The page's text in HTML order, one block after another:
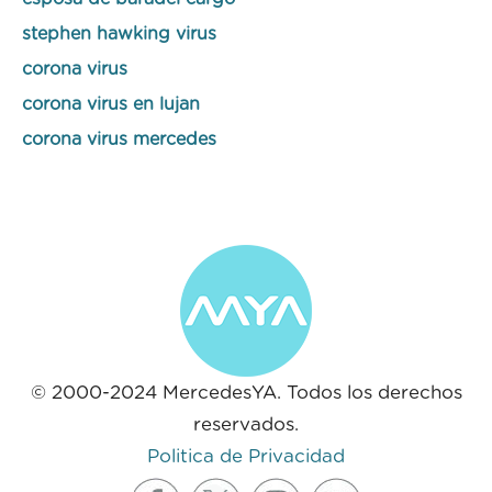
stephen hawking virus
corona virus
corona virus en lujan
corona virus mercedes
© 2000-2024 MercedesYA. Todos los derechos
reservados.
Politica de Privacidad